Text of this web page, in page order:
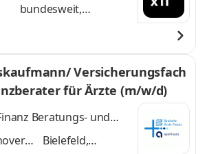
bundesweit,
München, Home-
Officeund 3 weitere
Versicherungsfach
für Ärzte (m/w/d)
Beratungs- und
Bielefeld,